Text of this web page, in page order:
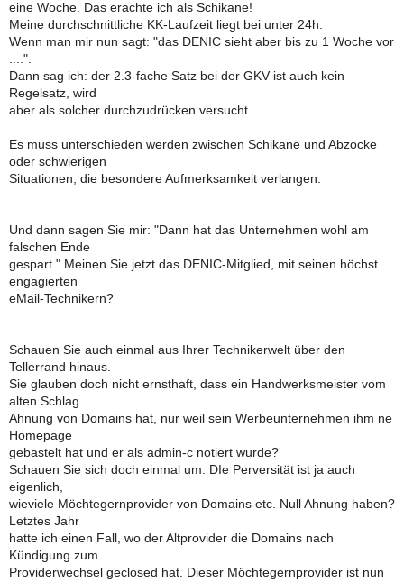
eine Woche. Das erachte ich als Schikane!
Meine durchschnittliche KK-Laufzeit liegt bei unter 24h.
Wenn man mir nun sagt: "das DENIC sieht aber bis zu 1 Woche vor
....".
Dann sag ich: der 2.3-fache Satz bei der GKV ist auch kein
Regelsatz, wird
aber als solcher durchzudrücken versucht.
Es muss unterschieden werden zwischen Schikane und Abzocke
oder schwierigen
Situationen, die besondere Aufmerksamkeit verlangen.
Und dann sagen Sie mir: "Dann hat das Unternehmen wohl am
falschen Ende
gespart." Meinen Sie jetzt das DENIC-Mitglied, mit seinen höchst
engagierten
eMail-Technikern?
Schauen Sie auch einmal aus Ihrer Technikerwelt über den
Tellerrand hinaus.
Sie glauben doch nicht ernsthaft, dass ein Handwerksmeister vom
alten Schlag
Ahnung von Domains hat, nur weil sein Werbeunternehmen ihm ne
Homepage
gebastelt hat und er als admin-c notiert wurde?
Schauen Sie sich doch einmal um. DIe Perversität ist ja auch
eigenlich,
wieviele Möchtegernprovider von Domains etc. Null Ahnung haben?
Letztes Jahr
hatte ich einen Fall, wo der Altprovider die Domains nach
Kündigung zum
Providerwechsel geclosed hat. Dieser Möchtegernprovider ist nun